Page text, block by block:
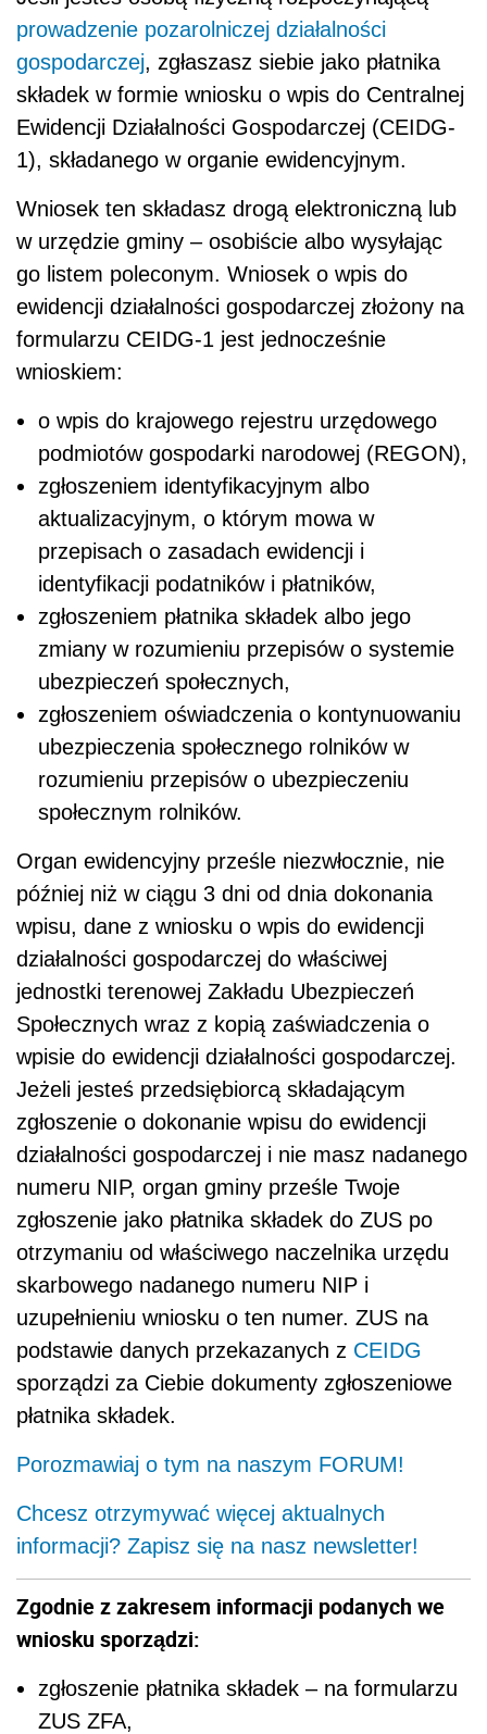
prowadzenie pozarolniczej działalności
gospodarczej, zgłaszasz siebie jako płatnika
składek w formie wniosku o wpis do Centralnej
Ewidencji Działalności Gospodarczej (CEIDG-
1), składanego w organie ewidencyjnym.
Wniosek ten składasz drogą elektroniczną lub
w urzędzie gminy – osobiście albo wysyłając
go listem poleconym. Wniosek o wpis do
ewidencji działalności gospodarczej złożony na
formularzu CEIDG-1 jest jednocześnie
wnioskiem:
o wpis do krajowego rejestru urzędowego
podmiotów gospodarki narodowej (REGON),
zgłoszeniem identyfikacyjnym albo
aktualizacyjnym, o którym mowa w
przepisach o zasadach ewidencji i
identyfikacji podatników i płatników,
zgłoszeniem płatnika składek albo jego
zmiany w rozumieniu przepisów o systemie
ubezpieczeń społecznych,
zgłoszeniem oświadczenia o kontynuowaniu
ubezpieczenia społecznego rolników w
rozumieniu przepisów o ubezpieczeniu
społecznym rolników.
Organ ewidencyjny prześle niezwłocznie, nie
później niż w ciągu 3 dni od dnia dokonania
wpisu, dane z wniosku o wpis do ewidencji
działalności gospodarczej do właściwej
jednostki terenowej Zakładu Ubezpieczeń
Społecznych wraz z kopią zaświadczenia o
wpisie do ewidencji działalności gospodarczej.
Jeżeli jesteś przedsiębiorcą składającym
zgłoszenie o dokonanie wpisu do ewidencji
działalności gospodarczej i nie masz nadanego
numeru NIP, organ gminy prześle Twoje
zgłoszenie jako płatnika składek do ZUS po
otrzymaniu od właściwego naczelnika urzędu
skarbowego nadanego numeru NIP i
uzupełnieniu wniosku o ten numer. ZUS na
podstawie danych przekazanych z CEIDG
sporządzi za Ciebie dokumenty zgłoszeniowe
płatnika składek.
Porozmawiaj o tym na naszym FORUM!
Chcesz otrzymywać więcej aktualnych
informacji? Zapisz się na nasz newsletter!
Zgodnie z zakresem informacji podanych we
wniosku sporządzi:
zgłoszenie płatnika składek – na formularzu
ZUS ZFA,